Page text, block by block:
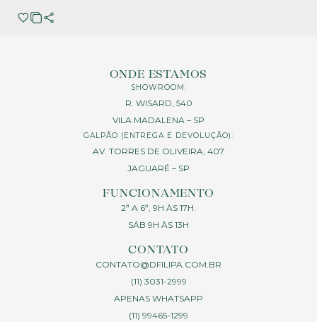
ONDE ESTAMOS
SHOWROOM:
R. WISARD, 540
VILA MADALENA – SP
GALPÃO (ENTREGA E DEVOLUÇÃO):
AV. TORRES DE OLIVEIRA, 407
JAGUARÉ – SP
FUNCIONAMENTO
2ª A 6ª, 9H ÀS 17H.
SÁB 9H ÀS 13H
CONTATO
CONTATO@DFILIPA.COM.BR
(11) 3031-2999
APENAS WHATSAPP
(11) 99465-1299